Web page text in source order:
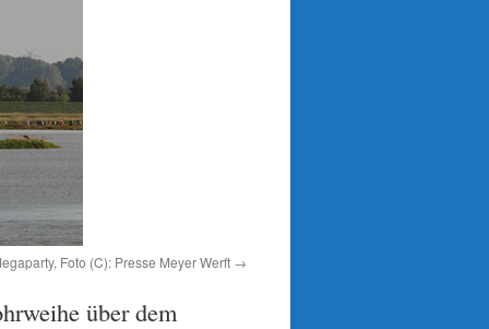
Foto (C): Presse Meyer Werft
über dem